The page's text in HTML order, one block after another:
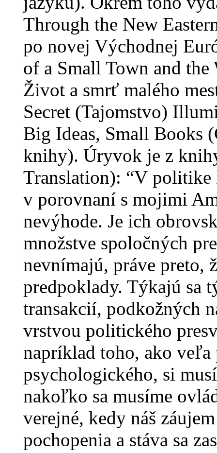
Through the New
po novej Východnej
of a Small Town and
Život a smrť malého
Secret (Tajomstvo)
Big Ideas, Small Books
knihy). Úryvok je z
Translation): “V politike
v porovnaní s mojimi
nevýhode. Je ich
množstve spoločných
nevnímajú, práve preto,
predpoklady. Týkajú sa
transakcií, podkožných
vrstvou politického
napríklad toho, ako
psychologického, si
nakoľko sa musíme
verejné, kedy náš
pochopenia a stáva sa